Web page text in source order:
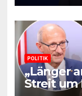
POLITIK
„Länger
Streit um